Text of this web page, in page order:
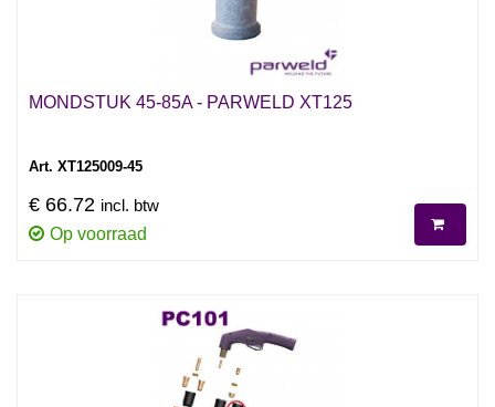
MONDSTUK 45-85A - PARWELD XT125
Art. XT125009-45
€ 66.72 incl. btw
Op voorraad